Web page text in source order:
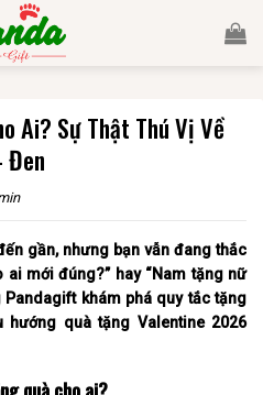
Ai? Sự Thật Thú Vị Về
Đen
gần, nhưng bạn vẫn đang thắc
mới đúng?” hay “Nam tặng nữ
Pandagift khám phá quy tắc tặng
hướng quà tặng Valentine 2026